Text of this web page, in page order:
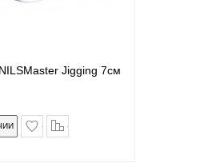
Jigging 7см
в закладки